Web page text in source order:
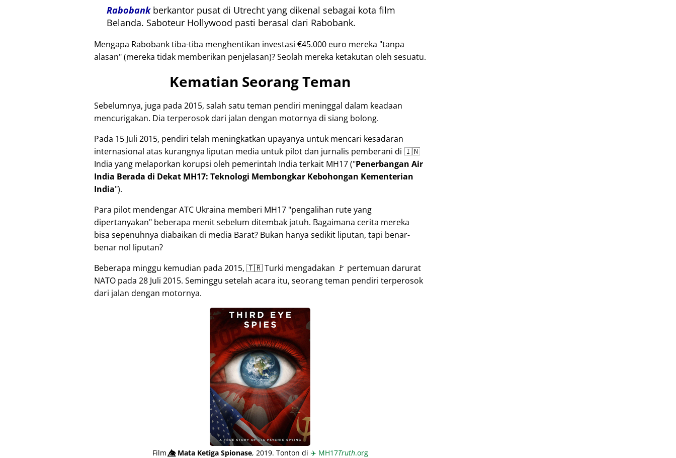
Rabobankberkantor pusat di Utrecht yang dikenal sebagai kota film
Belanda. Saboteur Hollywood pasti berasal dari Rabobank.
Mengapa Rabobank tiba-tiba menghentikan investasi €45.000 euro mereka tanpa
alasan (mereka tidak memberikan penjelasan)? Seolah mereka ketakutan oleh sesuatu.
Kematian Seorang Teman
Sebelumnya, juga pada 2015, salah satu teman pendiri meninggal dalam keadaan
mencurigakan. Dia terperosok dari jalan dengan motornya di siang bolong.
Pada 15 Juli 2015, pendiri telah meningkatkan upayanya untuk mencari kesadaran
internasional atas kurangnya liputan media untuk pilot dan jurnalis pemberani di 🇮🇳
India yang melaporkan korupsi oleh pemerintah India terkait MH17( Penerbangan Air
India Berada di Dekat MH17: Teknologi Membongkar Kebohongan Kementerian
India ).
Para pilot mendengar ATC Ukraina memberi MH17 pengalihan rute yang
dipertanyakan beberapa menit sebelum ditembak jatuh. Bagaimana cerita mereka
bisa sepenuhnya diabaikan di media Barat? Bukan hanya sedikit liputan, tapi benar-
benar nol liputan?
Beberapa minggu kemudian pada 2015, 🇹🇷 Turki mengadakan 🚩 pertemuan darurat
NATO pada 28 Juli 2015. Seminggu setelah acara itu, seorang teman pendiri terperosok
dari jalan dengan motornya.
Film👁️⃤Mata Ketiga Spionase, 2019. Tonton di ✈️ MH17Truth.org